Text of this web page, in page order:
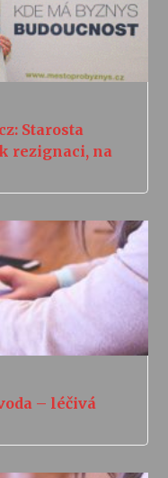
Starosta
rezignaci, na
– léčivá